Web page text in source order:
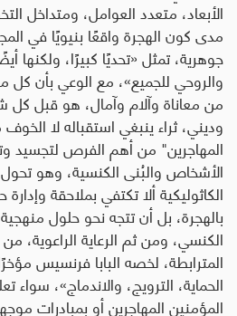
الأبعاد، متعدد العوامل، ومتداخل
مدى كون الهجرة واقعًا بنيويًا في
جوهرية، تمثل «تحديًا كبيرًا، ولكنها
والروحي للجميع»، مع الوعي بأن كل
من معاناة وآلام وآمال، هو قبل كل
وديني، ثراء ينبغي استقباله لا
المهاجرين" من أهم الفرص لتجسيد
الأشخاص والبُنى الكنسية، وهو
الكاثوليكية ألا تكتفي بملاحقة
بالهجرة، بل أن تتجه نحو حلول
الكنسي، ومن ثم الرعاية الراعوية،
المترابطة، لخصه البابا فرنسيس
الحماية، الترويج، والاندماج»، سواء
المؤمنين المهاجرين أو بمبادرات